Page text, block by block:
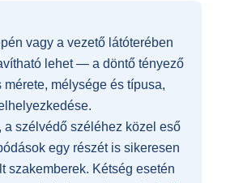
vagy a vezető látóterében
lehet — a döntő tényező
mérete, mélysége és típusa,
a szélvédő széléhez közel eső
egy részét is sikeresen
szakemberek. Kétség esetén